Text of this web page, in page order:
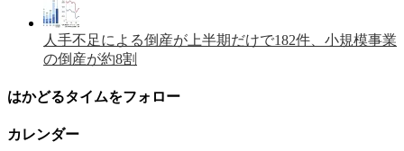
人手不足による倒産が上半期だけで182件、小規模事業
の倒産が約8割
はかどるタイムをフォロー
カレンダー